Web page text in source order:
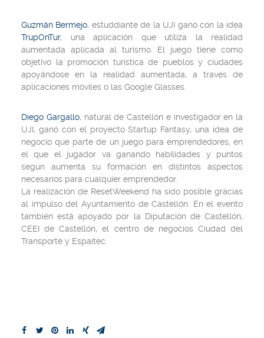
Guzmán Bermejo, estuddiante de la UJI ganó con la idea
TrupOnTur, una aplicación que utiliza la realidad
aumentada aplicada al turismo. El juego tiene como
objetivo la promoción turística de pueblos y ciudades
apoyándose en la realidad aumentada, a través de
aplicaciones móviles o las Google Glasses.
Diego Gargallo, natural de Castellón e investigador en la
UJI, ganó con el proyecto Startup Fantasy, una idea de
negocio que parte de un juego para emprendedores, en
el que el jugador va ganando habilidades y puntos
según aumenta su formación en distintos aspectos
necesarios para cualquier emprendedor.
La realización de ResetWeekend ha sido posible gracias
al impulso del Ayuntamiento de Castellón. En el evento
también está apoyado por la Diputación de Castellón,
CEEI de Castellón, el centro de negocios Ciudad del
Transporte y Espaitec.